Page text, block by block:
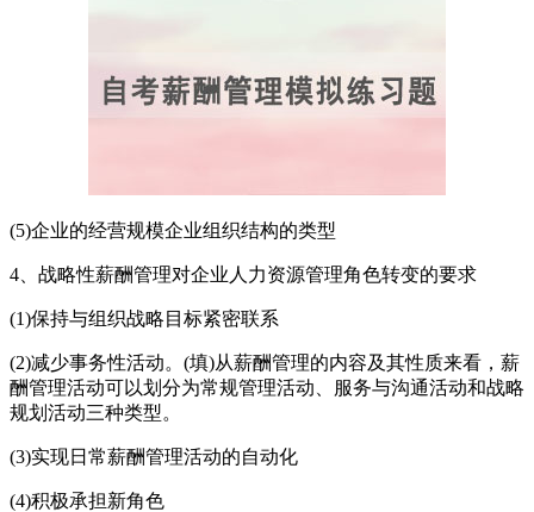
(5)企业的经营规模企业组织结构的类型
4、战略性薪酬管理对企业人力资源管理角色转变的要求
(1)保持与组织战略目标紧密联系
(2)减少事务性活动。(填)从薪酬管理的内容及其性质来看，薪
酬管理活动可以划分为常规管理活动、服务与沟通活动和战略
规划活动三种类型。
(3)实现日常薪酬管理活动的自动化
(4)积极承担新角色